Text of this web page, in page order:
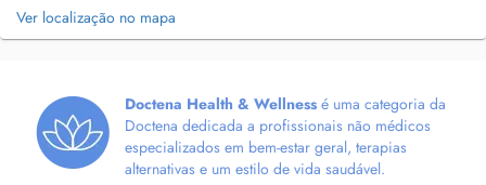
Ver localização no mapa
Doctena Health & Wellness é uma categoria da
Doctena dedicada a profissionais não médicos
especializados em bem-estar geral, terapias
alternativas e um estilo de vida saudável.